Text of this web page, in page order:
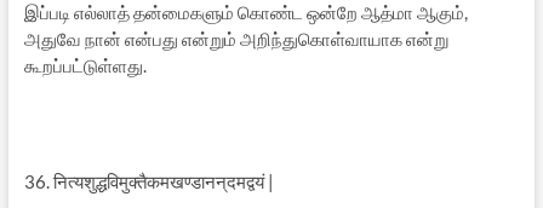
இப்படி எல்லாத் தன்மைகளும் கொண்ட ஒன்றே ஆத்மா ஆகும்,
அதுவே நான் என்பது என்றும் அறிந்துகொள்வாயாக என்று
கூறப்பட்டுள்ளது.
36. नित्यशुद्धविमुक्तैकमखण्डानन्दमद्वयं |